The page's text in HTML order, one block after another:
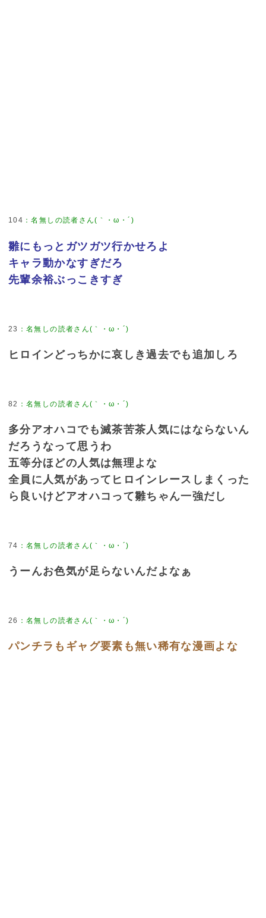
104 ：名無しの読者さん(｀・ω・´)
雛にもっとガツガツ行かせろよ
キャラ動かなすぎだろ
先輩余裕ぶっこきすぎ
23 ：名無しの読者さん(｀・ω・´)
ヒロインどっちかに哀しき過去でも追加しろ
82 ：名無しの読者さん(｀・ω・´)
多分アオハコでも滅茶苦茶人気にはならないん
だろうなって思うわ
五等分ほどの人気は無理よな
全員に人気があってヒロインレースしまくった
ら良いけどアオハコって雛ちゃん一強だし
74 ：名無しの読者さん(｀・ω・´)
うーんお色気が足らないんだよなぁ
26 ：名無しの読者さん(｀・ω・´)
パンチラもギャグ要素も無い稀有な漫画よな